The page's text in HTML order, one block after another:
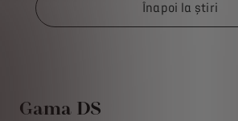
Înapoi la știri
Gama DS